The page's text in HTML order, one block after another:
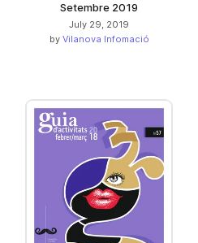
Setembre 2019
July 29, 2019
by Vilanova Infomació